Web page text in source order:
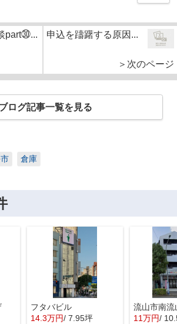
part㉚... 申込を躊躇する原因...
＞次のページ
ログ記事一覧を見る
倉庫
フタバビル
14.3万円/ 7.95坪 11万円/